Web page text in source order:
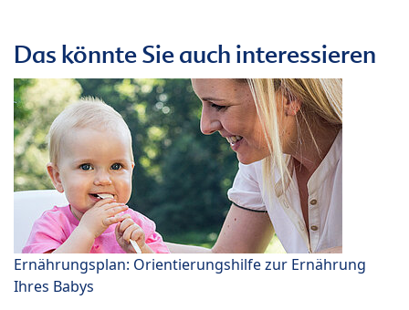
Das könnte Sie auch interessieren
Ernährungsplan: Orientierungshilfe zur Ernährung
Ihres Babys